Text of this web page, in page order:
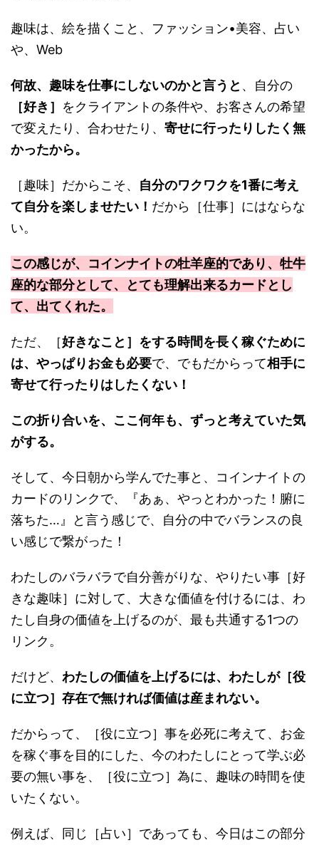
趣味は、絵を描くこと、ファッション•美容、占い
や、Web
何故、趣味を仕事にしないのかと言うと 、自分の
［好き］ をクライアントの条件や、お客さんの希望
で変えたり、合わせたり、 寄せに行ったりしたく無
かったから。
［趣味］だからこそ、 自分のワクワクを1番に考え
て自分を楽しませたい！ だから［仕事］にはならな
い。
この感じが、コインナイトの牡羊座的であり、牡牛
座的な部分として、とても理解出来るカードとし
て、出てくれた。
ただ、［好きなこと］をする時間を長く稼ぐために
は、やっぱりお金も必要で、でもだからって相手に
寄せて行ったりはしたくない！
この折り合いを、ここ何年も、ずっと考えていた気
がする。
そして、今日朝から学んでた事と、コインナイトの
カードのリンクで、『あぁ、やっとわかった！腑に
落ちた…』と言う感じで、自分の中でバランスの良
い感じで繋がった！
わたしのバラバラで自分善がりな、やりたい事［好
きな趣味］に対して、大きな価値を付けるには、わ
たし自身の価値を上げるのが、最も共通する1つの
リンク。
だけど、 わたしの価値を上げるには、わたしが［役
に立つ］存在で無ければ価値は産まれない。
だからって、［役に立つ］事を必死に考えて、お金
を稼ぐ事を目的にした、今のわたしにとって学ぶ必
要の無い事を、［役に立つ］為に、趣味の時間を使
いたくない。
例えば、同じ［占い］であっても、今日はこの部分